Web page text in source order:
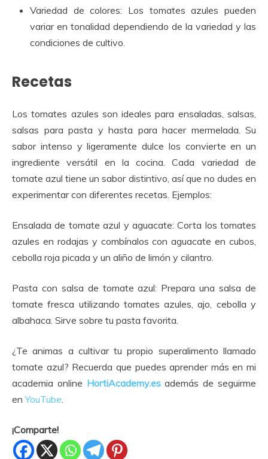
Variedad de colores: Los tomates azules pueden
variar en tonalidad dependiendo de la variedad y las
condiciones de cultivo.
Recetas
Los tomates azules son ideales para ensaladas, salsas,
salsas para pasta y hasta para hacer mermelada. Su
sabor intenso y ligeramente dulce los convierte en un
ingrediente versátil en la cocina. Cada variedad de
tomate azul tiene un sabor distintivo, así que no dudes en
experimentar con diferentes recetas. Ejemplos:
Ensalada de tomate azul y aguacate: Corta los tomates
azules en rodajas y combínalos con aguacate en cubos,
cebolla roja picada y un aliño de limón y cilantro.
Pasta con salsa de tomate azul: Prepara una salsa de
tomate fresca utilizando tomates azules, ajo, cebolla y
albahaca. Sirve sobre tu pasta favorita.
¿Te animas a cultivar tu propio superalimento llamado
tomate azul? Recuerda que puedes aprender más en mi
academia online HortiAcademy.esademás de seguirme
enYouTube.
¡Comparte!